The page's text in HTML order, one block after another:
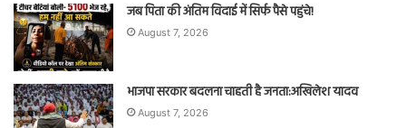
जब पिता की अंतिम विदाई में सिर्फ पैसे पहुंचे!
August 7, 2026
भाजपा सरकार बदलना चाहती है जनता:अखिलेश यादव
August 7, 2026